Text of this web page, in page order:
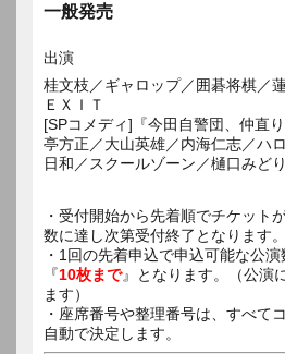
一般発売
出演
桂文枝／ギャロップ／囲碁将棋／
ＥＸＩＴ
[SPコメディ]『今田自警団、仲直
亭方正／大山英雄／内海仁志／ハ
日和／スクールゾーン／樋口みど
・受付開始から先着順でチケット
数に達し次第受付終了となります。
・1回の先着申込で申込可能な公演
『10枚まで』となります。（公演
ます）
・座席番号や整理番号は、すべて
自動で決定します。